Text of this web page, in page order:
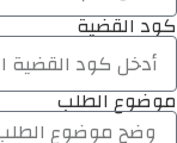
كود القضية
موضوع الطلب